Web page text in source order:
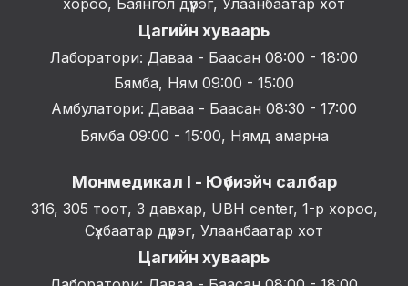
хороо, Баянгол дүүрэг, Улаанбаатар хот
Цагийн хуваарь
Лаборатори: Даваа - Баасан 08:00 - 18:00
Бямба, Ням 09:00 - 15:00
Амбулатори: Даваа - Баасан 08:30 - 17:00
Бямба 09:00 - 15:00, Нямд амарна
Монмедикал I - Юүбиэйч салбар
316, 305 тоот, 3 давхар, UBH center, 1-р хороо,
Сүхбаатар дүүрэг, Улаанбаатар хот
Цагийн хуваарь